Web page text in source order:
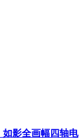
如影全画幅四轴电